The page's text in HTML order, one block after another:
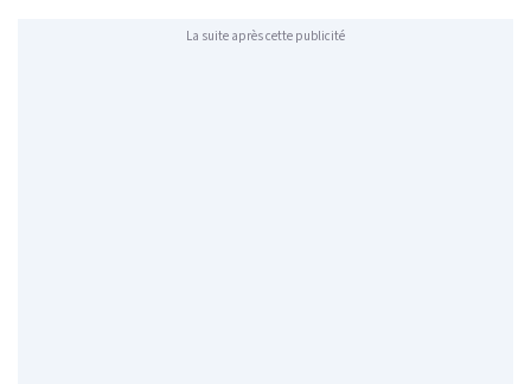
La suite après cette publicité